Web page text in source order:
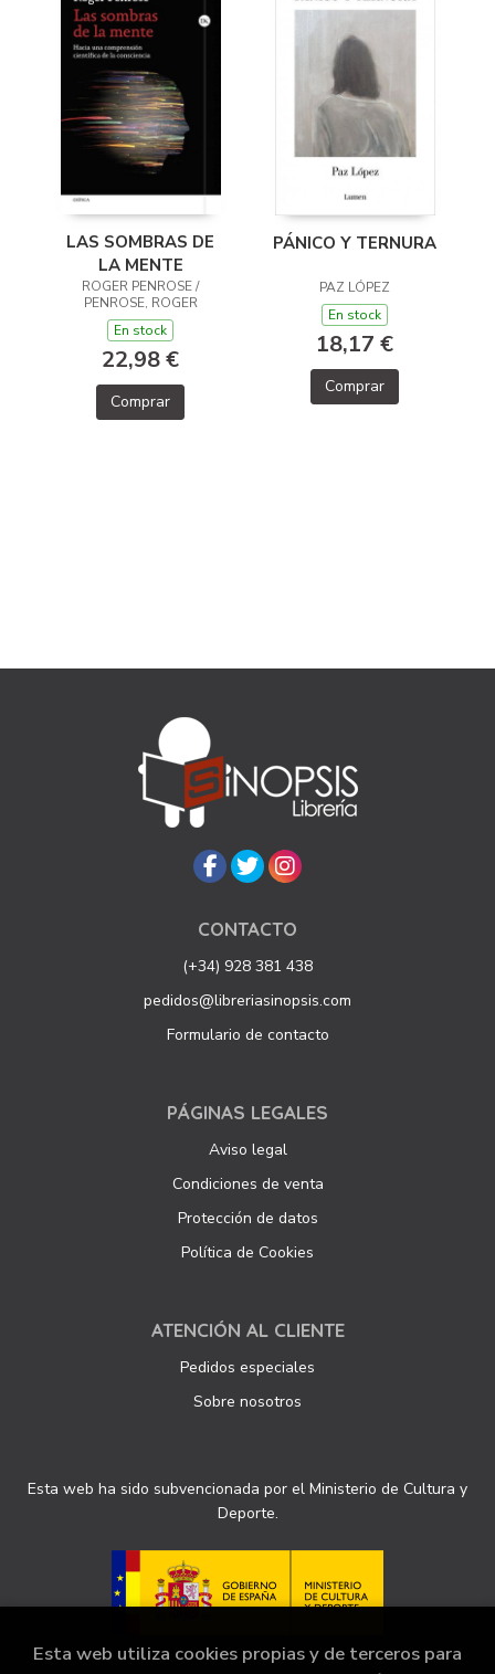
LAS SOMBRAS DE
LA MENTE
ROGER PENROSE /
PENROSE, ROGER
En stock
22,98 €
Comprar
PÁNICO Y TERNURA
PAZ LÓPEZ
En stock
18,17 €
Comprar
CONTACTO
(+34) 928 381 438
pedidos@libreriasinopsis.com
Formulario de contacto
PÁGINAS LEGALES
Aviso legal
Condiciones de venta
Protección de datos
Política de Cookies
ATENCIÓN AL CLIENTE
Pedidos especiales
Sobre nosotros
Esta web ha sido subvencionada por el Ministerio de Cultura y
Deporte.
Esta web utiliza cookies propias y de terceros para